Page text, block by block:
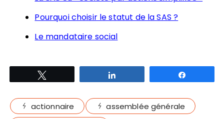
Pourquoi choisir le statut de la SAS ?
Le mandataire social
actionnaire
assemblée générale